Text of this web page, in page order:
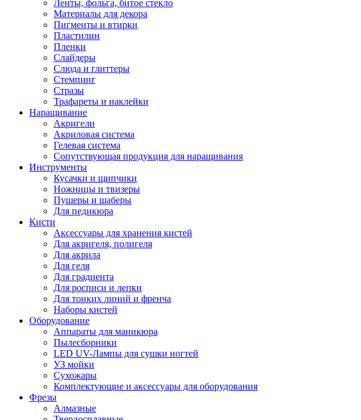
Ленты, фольга, битое стекло
Материалы для декора
Пигменты и втирки
Пластилин
Пленки
Слайдеры
Слюда и глиттеры
Стемпинг
Стразы
Трафареты и наклейки
Наращивание
Акригели
Акриловая система
Гелевая система
Сопутствующая продукция для наращивания
Инструменты
Кусачки и щипчики
Ножницы и твизеры
Пушеры и шаберы
Для педикюра
Кисти
Аксессуары для хранения кистей
Для акригеля, полигеля
Для акрила
Для геля
Для градиента
Для росписи и лепки
Для тонких линий и френча
Наборы кистей
Оборудование
Аппараты для маникюра
Пылесборники
LED UV-Лампы для сушки ногтей
УЗ мойки
Сухожары
Комплектующие и аксессуары для оборудования
Фрезы
Алмазные